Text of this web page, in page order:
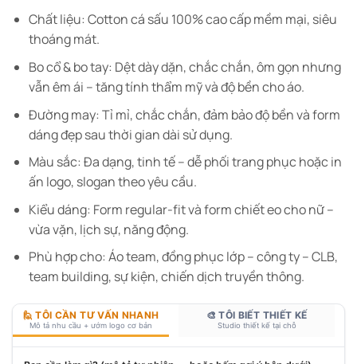
Chất liệu: Cotton cá sấu 100% cao cấp mềm mại, siêu
thoáng mát.
Bo cổ & bo tay: Dệt dày dặn, chắc chắn, ôm gọn nhưng
vẫn êm ái – tăng tính thẩm mỹ và độ bền cho áo.
Đường may: Tỉ mỉ, chắc chắn, đảm bảo độ bền và form
dáng đẹp sau thời gian dài sử dụng.
Màu sắc: Đa dạng, tinh tế – dễ phối trang phục hoặc in
ấn logo, slogan theo yêu cầu.
Kiểu dáng: Form regular-fit và form chiết eo cho nữ –
vừa vặn, lịch sự, năng động.
Phù hợp cho: Áo team, đồng phục lớp – công ty – CLB,
team building, sự kiện, chiến dịch truyền thông.
🙋 TÔI CẦN TƯ VẤN NHANH
Mô tả nhu cầu + ướm logo cơ bản
🎨 TÔI BIẾT THIẾT KẾ
Studio thiết kế tại chỗ